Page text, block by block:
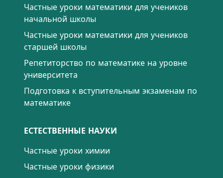
Частные уроки математики для учеников
начальной школы
Частные уроки математики для учеников
старшей школы
Репетиторство по математике на уровне
университета
Подготовка к вступительным экзаменам по
математике
ЕСТЕСТВЕННЫЕ НАУКИ
Частные уроки химии
Частные уроки физики